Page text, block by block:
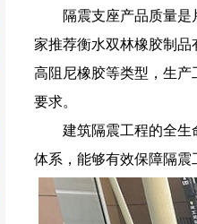
隔震支座产品质量
家推荐衡水双林橡胶制品
高阻尼橡胶等类型，生
要求。
建筑隔震工程的全生
体系，能够有效保障隔震